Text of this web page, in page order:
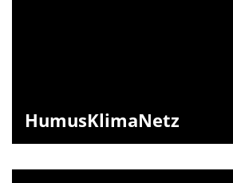
HumusKlimaNetz